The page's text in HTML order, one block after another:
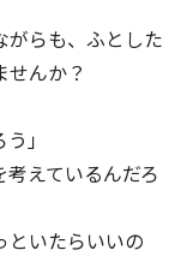
がらも、ふとした
んか？
」
考えているんだろ
といたらいいの